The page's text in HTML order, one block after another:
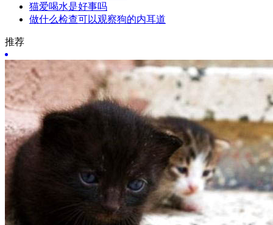
猫爱喝水是好事吗
做什么检查可以观察狗的内耳道
推荐